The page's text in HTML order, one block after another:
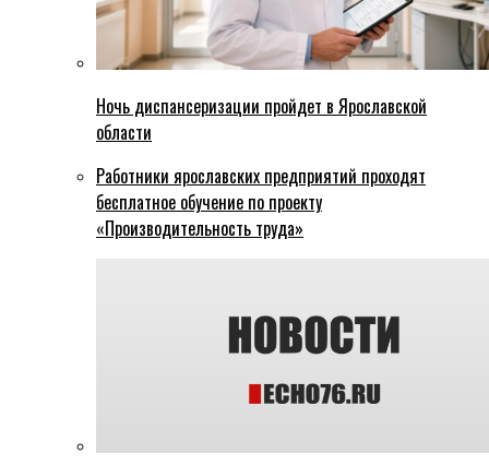
Ночь диспансеризации пройдет в Ярославской
области
Работники ярославских предприятий проходят
бесплатное обучение по проекту
«Производительность труда»